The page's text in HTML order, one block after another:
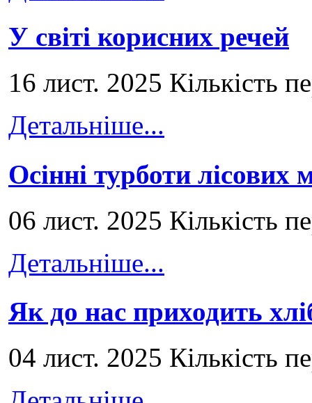
У світі корисних речей
16 лист. 2025 Кількість
Детальніше...
Осінні турботи лісових
06 лист. 2025 Кількість
Детальніше...
Як до нас приходить
04 лист. 2025 Кількість